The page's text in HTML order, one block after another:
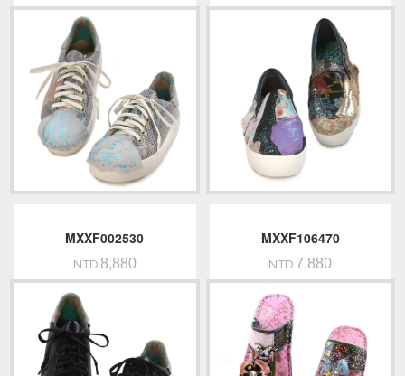
MXXF002530
NTD.8,880
MXXF106470
NTD.7,880